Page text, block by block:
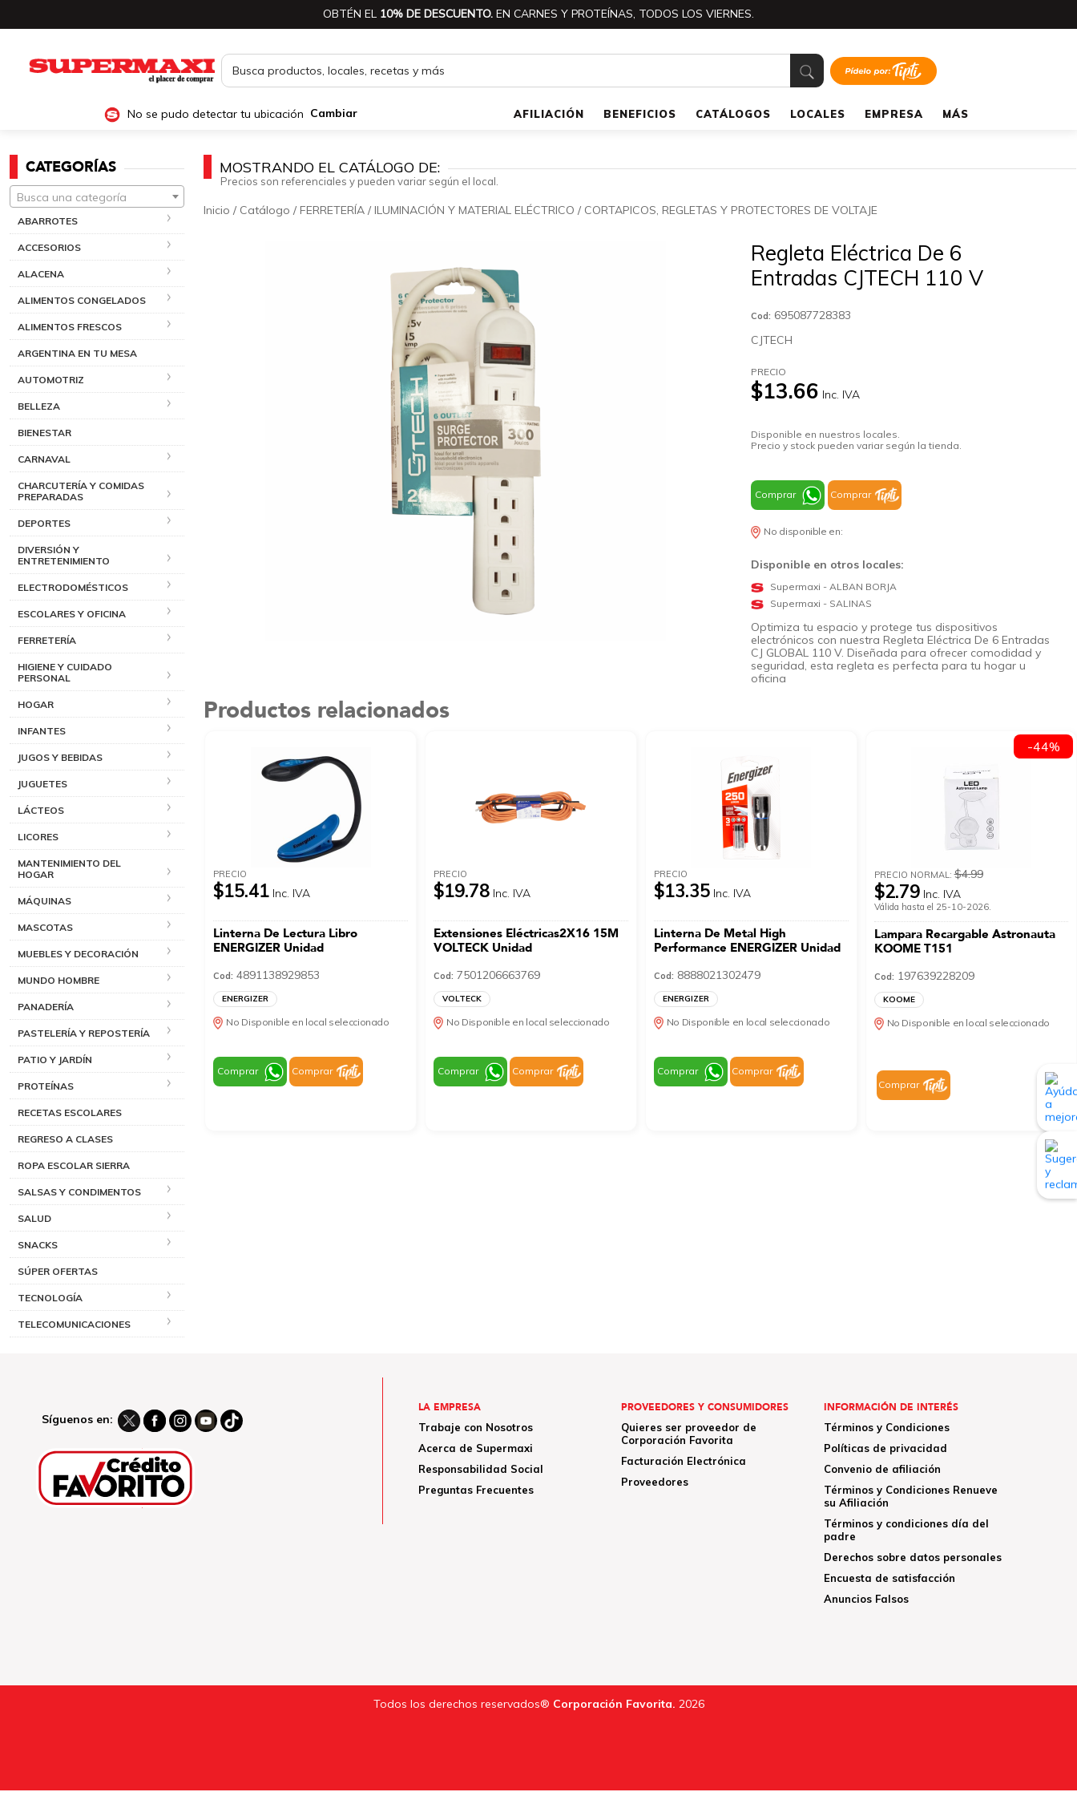
OBTÉN EL 10% DE DESCUENTO. EN CARNES Y PROTEÍNAS, TODOS LOS VIERNES.
No se pudo detectar tu ubicación Cambiar AFILIACIÓN BENEFICIOS CATÁLOGOS LOCALES EMPRESA MÁS
CATEGORÍAS
Busca una categoría
ABARROTES
ACCESORIOS
ALACENA
ALIMENTOS CONGELADOS
ALIMENTOS FRESCOS
ARGENTINA EN TU MESA
AUTOMOTRIZ
BELLEZA
BIENESTAR
CARNAVAL
CHARCUTERÍA Y COMIDAS
PREPARADAS
DEPORTES
DIVERSIÓN Y
ENTRETENIMIENTO
ELECTRODOMÉSTICOS
ESCOLARES Y OFICINA
FERRETERÍA
HIGIENE Y CUIDADO
PERSONAL
HOGAR
INFANTES
JUGOS Y BEBIDAS
JUGUETES
LÁCTEOS
LICORES
MANTENIMIENTO DEL
HOGAR
MÁQUINAS
MASCOTAS
MUEBLES Y DECORACIÓN
MUNDO HOMBRE
PANADERÍA
PASTELERÍA Y REPOSTERÍA
PATIO Y JARDÍN
PROTEÍNAS
RECETAS ESCOLARES
REGRESO A CLASES
ROPA ESCOLAR SIERRA
SALSAS Y CONDIMENTOS
SALUD
SNACKS
SÚPER OFERTAS
TECNOLOGÍA
TELECOMUNICACIONES
MOSTRANDO EL CATÁLOGO DE:
Precios son referenciales y pueden variar según el local.
Inicio / Catálogo / FERRETERÍA / ILUMINACIÓN Y MATERIAL ELÉCTRICO / CORTAPICOS, REGLETAS Y PROTECTORES DE VOLTAJE
Regleta Eléctrica De 6
Entradas CJTECH 110 V
Cod: 695087728383
CJTECH
PRECIO
$13.66 Inc. IVA
Disponible en nuestros locales.
Precio y stock pueden variar según la tienda.
Comprar Comprar
No disponible en:
Disponible en otros locales:
Supermaxi - ALBAN BORJA
Supermaxi - SALINAS
Optimiza tu espacio y protege tus dispositivos
electrónicos con nuestra Regleta Eléctrica De 6 Entradas
CJ GLOBAL 110 V. Diseñada para ofrecer comodidad y
seguridad, esta regleta es perfecta para tu hogar u
oficina
Productos relacionados
PRECIO
$15.41 Inc. IVA
Linterna De Lectura Libro
ENERGIZER Unidad
Cod: 4891138929853
ENERGIZER
No Disponible en local seleccionado
Comprar Comprar
PRECIO
$19.78 Inc. IVA
Extensiones Eléctricas2X16 15M
VOLTECK Unidad
Cod: 7501206663769
VOLTECK
No Disponible en local seleccionado
Comprar Comprar
PRECIO
$13.35 Inc. IVA
Linterna De Metal High
Performance ENERGIZER Unidad
Cod: 8888021302479
ENERGIZER
No Disponible en local seleccionado
Comprar Comprar
PRECIO NORMAL:$4.99
$2.79 Inc. IVA
Válida hasta el 25-10-2026.
Lampara Recargable Astronauta
KOOME T151
Cod: 197639228209
KOOME
No Disponible en local seleccionado
Comprar
-44%
Síguenos en:
LA EMPRESA
Trabaje con Nosotros
Acerca de Supermaxi
Responsabilidad Social
Preguntas Frecuentes
PROVEEDORES Y CONSUMIDORES
Quieres ser proveedor de
Corporación Favorita
Facturación Electrónica
Proveedores
INFORMACIÓN DE INTERÉS
Términos y Condiciones
Políticas de privacidad
Convenio de afiliación
Términos y Condiciones Renueve
su Afiliación
Términos y condiciones día del
padre
Derechos sobre datos personales
Encuesta de satisfacción
Anuncios Falsos
Todos los derechos reservados® Corporación Favorita. 2026